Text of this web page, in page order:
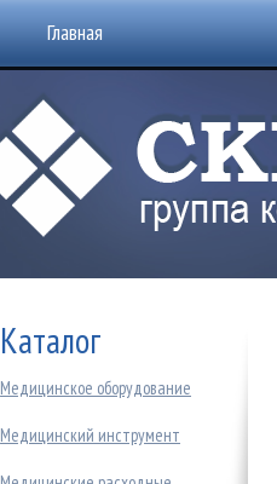
Главная
Каталог
Медицинское оборудование
Медицинский инструмент